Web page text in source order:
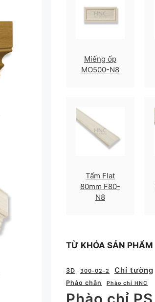
Miếng ốp
MO500-N8
Tấm Flat
80mm F80-
N8
TỪ KHÓA SẢN PHẨM
3D 300-02-2 Chỉ tường
Phào chân
Phào chỉ HNC